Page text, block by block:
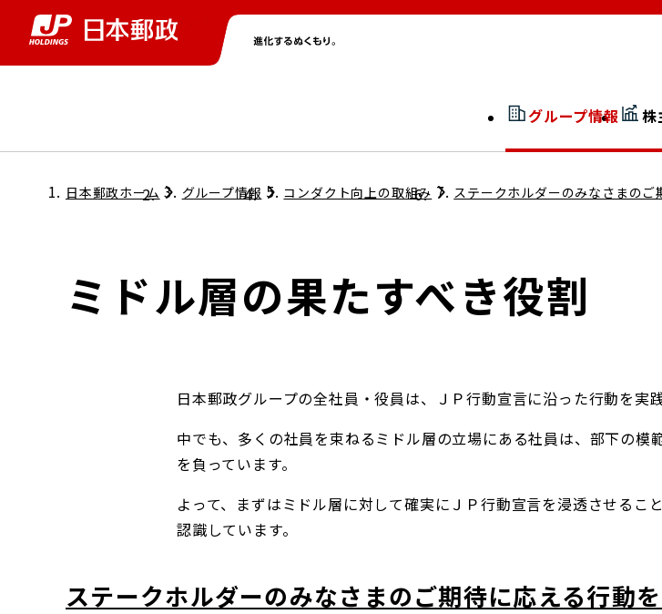
グループ情報
グループ情報トップ
コンプライアンス
ローカル共創イニシアティブ
社長室通信
JP 改革実行委員会
日本郵政グループ
株
株主・投資家情報トップ
個人投資家のみなさまへ
IRに関するQ＆A IRに関するお問い
ニューストップ
サステナビリティトップ
担当役員メッセージ
ガバナンス
開示情報検索 外部からの評価
採用情報トップ
日本郵政ホーム グループ情報 コンダクト向上の取組み ステークホルダーのみなさまの
ミドル層の果たすべき役割
日本郵政グループの全社員・役員は、ＪＰ行動宣言に沿った行動を実践
中でも、多くの社員を束ねるミドル層の立場にある社員は、部下の
を負っています。
よって、まずはミドル層に対して確実にＪＰ行動宣言を浸透させるこ
認識しています。
ステークホルダーのみなさまのご期待に応える行動